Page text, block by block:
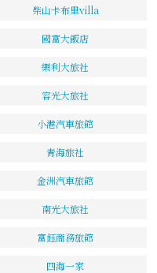
柴山卡布里villa
國富大飯店
樂利大旅社
容光大旅社
小港汽車旅館
青海旅社
金洲汽車旅館
南光大旅社
富鈺商務旅館
四海一家